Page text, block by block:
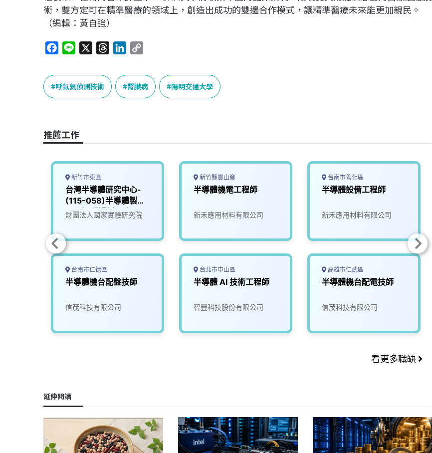
術，雙方定可在精準醫療的領域上，創造出成功的雙邊合作模式，讓精準醫療未來能更加親民。
（編輯：黃自強）
c
e
b
k
n
e
e
n
k
e
p
y
L
呼氣氨偵測技術 腎臟病 陽明交通大學
推薦工作
新竹市東區
台灣半導體研究中心-
(115-058)半導體製程
工程師_微影光罩組
財團法人國家實驗研究院
台南市仁德區
半導體機台配盤技師
信茂科技有限公司
新竹縣寶山鄉
半導體機電工程師
新禾應用材料有限公司
台北市中山區
半導體 AI 技術工程師
智豐科技股份有限公司
台南市善化區
半導體設備工程師
新禾應用材料有限公司
高雄市仁武區
半導體機台配電技師
信茂科技有限公司
看更多職缺
延伸閱讀